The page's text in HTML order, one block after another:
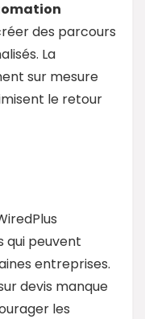
des parcours
La
sur mesure
le retour
qui peuvent
entreprises.
devis manque
les